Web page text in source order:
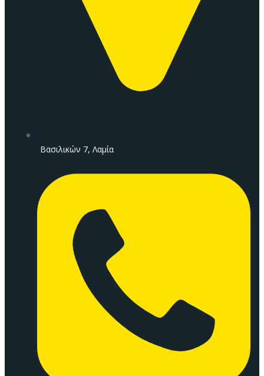
Βασιλικών 7, Λαμία